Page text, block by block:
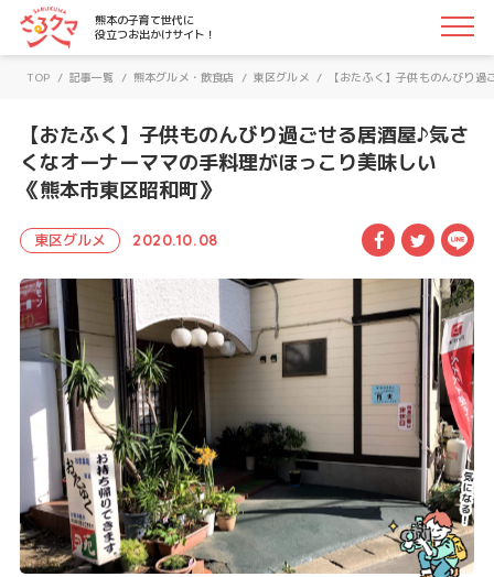
さるクマ-さるこう、熊本-｜熊本の子育て世代に役立つお
熊本の子育て世代に
役立つお出かけサイト！
TOP / 記事一覧 / 熊本グルメ・飲食店 / 東区グルメ / 【おたふく】子供ものんびり
【おたふく】子供ものんびり過ごせる居酒屋♪気さ
くなオーナーママの手料理がほっこり美味しい
《熊本市東区昭和町》
東区グルメ 2020.10.08 Facebook